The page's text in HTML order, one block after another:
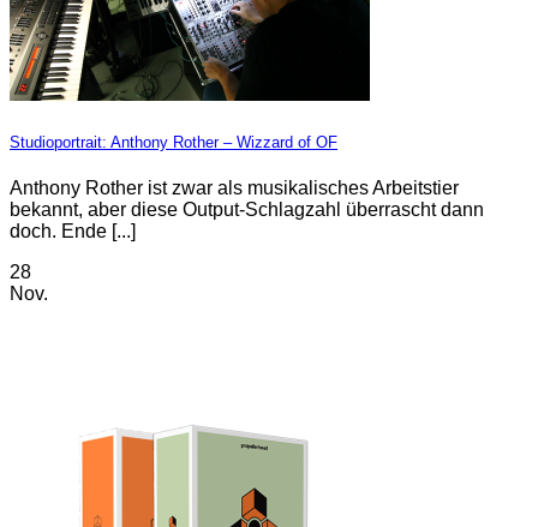
Studioportrait: Anthony Rother – Wizzard of OF
Anthony Rother ist zwar als musikalisches Arbeitstier
bekannt, aber diese Output-Schlagzahl überrascht dann
doch. Ende [...]
28
Nov.